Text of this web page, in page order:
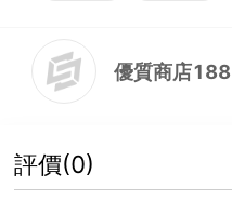
優質商店188
評價(0)